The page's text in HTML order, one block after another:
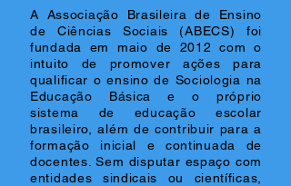
A Associação Brasileira de Ensino
de Ciências Sociais (ABECS) foi
fundada em maio de 2012 com o
intuito de promover ações para
qualificar o ensino de Sociologia na
Educação Básica e o próprio
sistema de educação escolar
brasileiro, além de contribuir para a
formação inicial e continuada de
docentes. Sem disputar espaço com
entidades sindicais ou científicas,